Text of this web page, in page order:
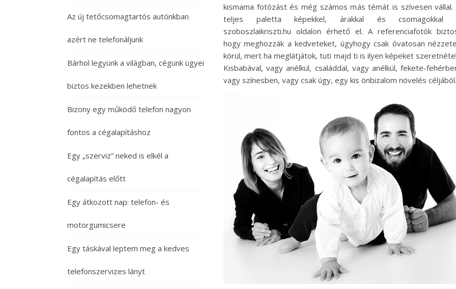
Az új tetőcsomagtartós autónkban
azért ne telefonáljunk
Bárhol legyünk a világban, cégünk ügyei
biztos kezekben lehetnek
Bizony egy működő telefon nagyon
fontos a cégalapításhoz
Egy „szerviz” neked is elkél a
cégalapítás előtt
Egy átkozott nap: telefon- és
motorgumicsere
Egy táskával leptem meg a kedves
telefonszervizes lányt
kismama fotózást és még számos más témát is szívesen vállal.
teljes paletta képekkel, árakkal és csomagokkal
szoboszlaikriszti.hu oldalon érhető el. A referenciafotók
hogy meghozzák a kedveteket, úgyhogy csak óvatosan
körül, mert ha meglátjátok, tuti majd ti is ilyen képeket
Kisbabával, vagy anélkül, családdal, vagy anélkül, fekete-
vagy színesben, vagy csak úgy, egy kis önbizalom növelés céljából.